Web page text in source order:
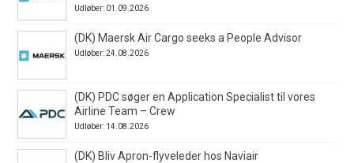
Udløber: 01.09.2026
(DK) Maersk Air Cargo seeks a People Advisor
Udløber: 24.08.2026
(DK) PDC søger en Application Specialist til vores
Airline Team – Crew
Udløber: 14.08.2026
(DK) Bliv Apron-flyveleder hos Naviair